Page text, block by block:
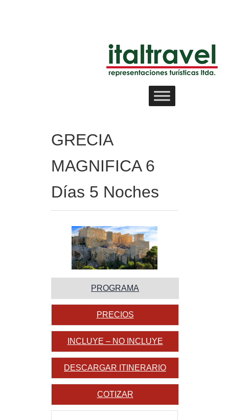
GRECIA
MAGNIFICA 6
Días 5 Noches
PROGRAMA
PRECIOS
INCLUYE – NO INCLUYE
DESCARGAR ITINERARIO
COTIZAR